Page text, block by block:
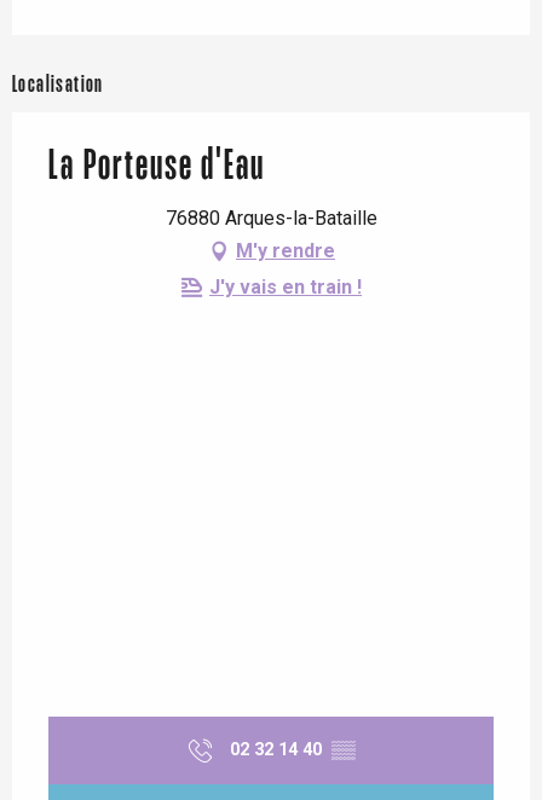
Localisation
La Porteuse d'Eau
76880 Arques-la-Bataille
M'y rendre
J'y vais en train !
02 32 14 40 ▒▒